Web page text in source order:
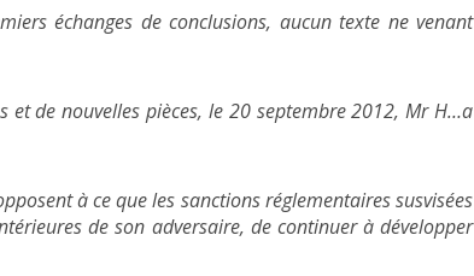
échanges de conclusions, aucun texte ne venant
et de nouvelles pièces, le 20 septembre 2012, Mr H…a
à ce que les sanctions réglementaires susvisées
de son adversaire, de continuer à développer